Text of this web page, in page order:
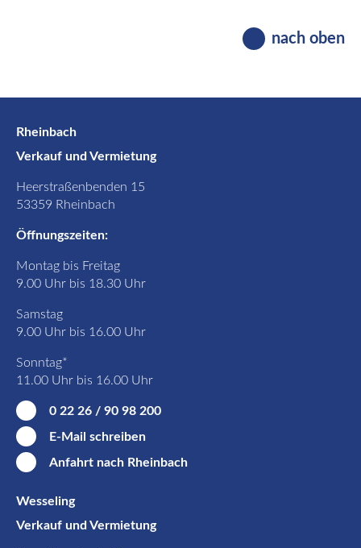
nach oben
Rheinbach
Verkauf und Vermietung
Heerstraßenbenden 15
53359 Rheinbach
Öffnungszeiten:
Montag bis Freitag
9.00 Uhr bis 18.30 Uhr
Samstag
9.00 Uhr bis 16.00 Uhr
Sonntag*
11.00 Uhr bis 16.00 Uhr
0 22 26 / 90 98 200
E-Mail schreiben
Anfahrt nach Rheinbach
Wesseling
Verkauf und Vermietung